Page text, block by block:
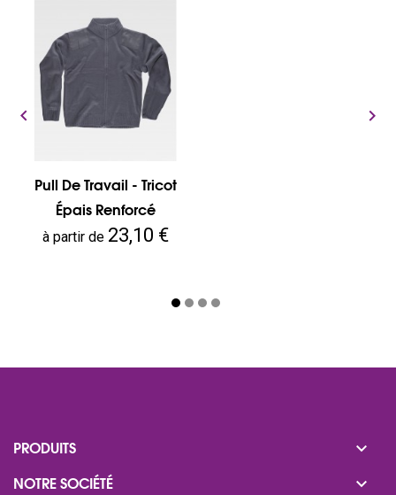
Pull De Travail - Tricot
Épais Renforcé
Prix
à partir de 23,10 €
 
PRODUITS 
NOTRE SOCIÉTÉ 